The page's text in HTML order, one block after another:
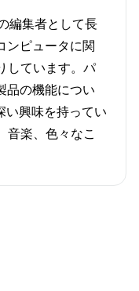
編集者として長
ンピュータに関
しています。パ
品の機能につい
い興味を持ってい
音楽、色々なこ